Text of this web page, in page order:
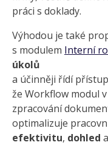
práci s doklady.
Výhodou je také
s modulem Interní
úkolů
a účinněji řídí
že Workflow modul
zpracování
optimalizuje
efektivitu, dohled